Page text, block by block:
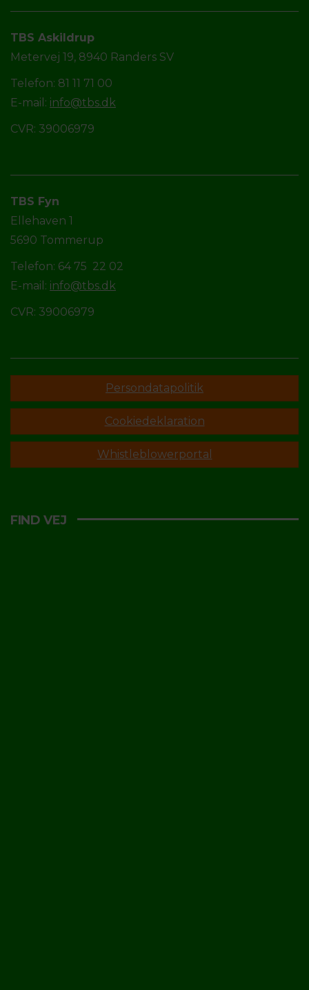
TBS Askildrup
Metervej 19, 8940 Randers SV
Telefon: 81 11 71 00
E-mail: info@tbs.dk
CVR: 39006979
TBS Fyn
Ellehaven 1
5690 Tommerup
Telefon: 64 75 22 02
E-mail: info@tbs.dk
CVR: 39006979
Persondatapolitik
Cookiedeklaration
Whistleblowerportal
FIND VEJ